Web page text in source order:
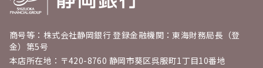
商号等：株式会社静岡銀行 登録金融機関：東海財務局長（登
金）第5号
本店所在地：〒420-8760 静岡市葵区呉服町1丁目10番地